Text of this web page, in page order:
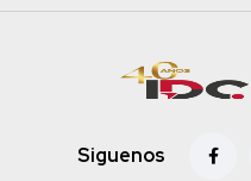
Siguenos